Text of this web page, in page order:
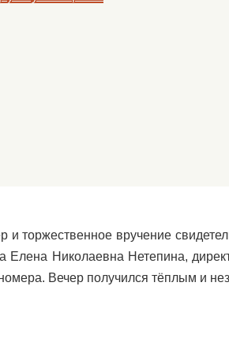
торжественное вручение
Елена Николаевна Нетепина,
Вечер получился тëплым и